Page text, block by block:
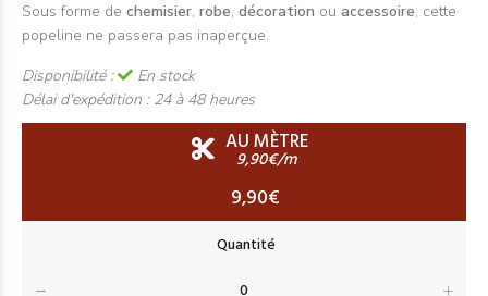
Sous forme de chemisier, robe, décoration ou accessoire, cette
popeline ne passera pas inaperçue.
Disponibilité :
En stock
Délai d'expédition : 24 à 48 heures
AU MÈTRE
9,90€/m
9,90€